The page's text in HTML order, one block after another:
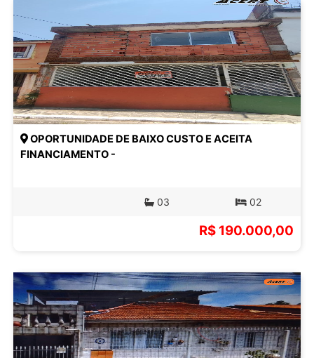
OPORTUNIDADE DE BAIXO CUSTO E ACEITA
FINANCIAMENTO -
03 02
R$ 190.000,00